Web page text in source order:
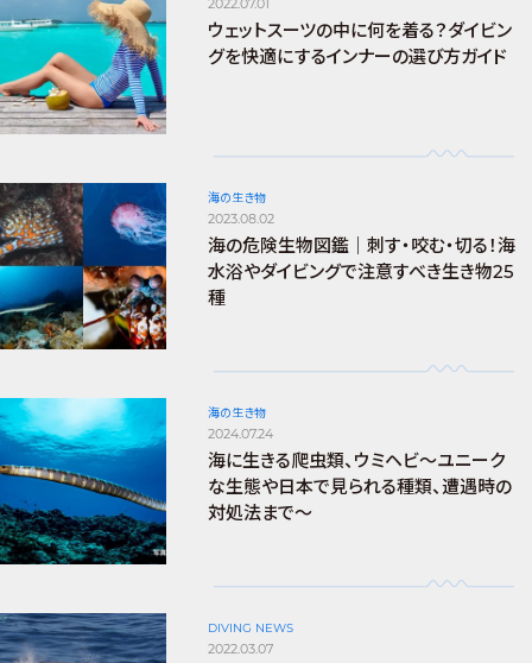
2022.07.01
ウェットスーツの中に何を着る？ダイビン
グを快適にするインナーの選び方ガイド
海の生き物
2023.08.02
海の危険生物図鑑｜刺す・咬む・切る！海
水浴やダイビングで注意すべき生き物25
種
海の生き物
2024.07.24
海に生きる爬虫類、ウミヘビ～ユニーク
な生態や日本で見られる種類、遭遇時の
対処法まで～
DIVING NEWS
2022.03.07